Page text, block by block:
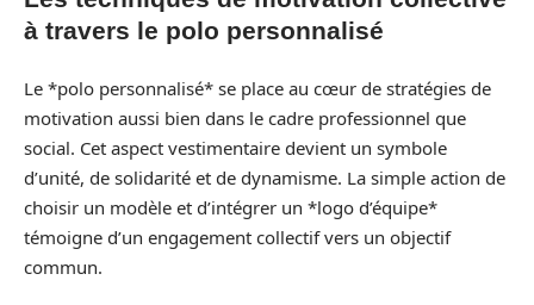
à travers le polo personnalisé
Le *polo personnalisé* se place au cœur de stratégies de
motivation aussi bien dans le cadre professionnel que
social. Cet aspect vestimentaire devient un symbole
d’unité, de solidarité et de dynamisme. La simple action de
choisir un modèle et d’intégrer un *logo d’équipe*
témoigne d’un engagement collectif vers un objectif
commun.